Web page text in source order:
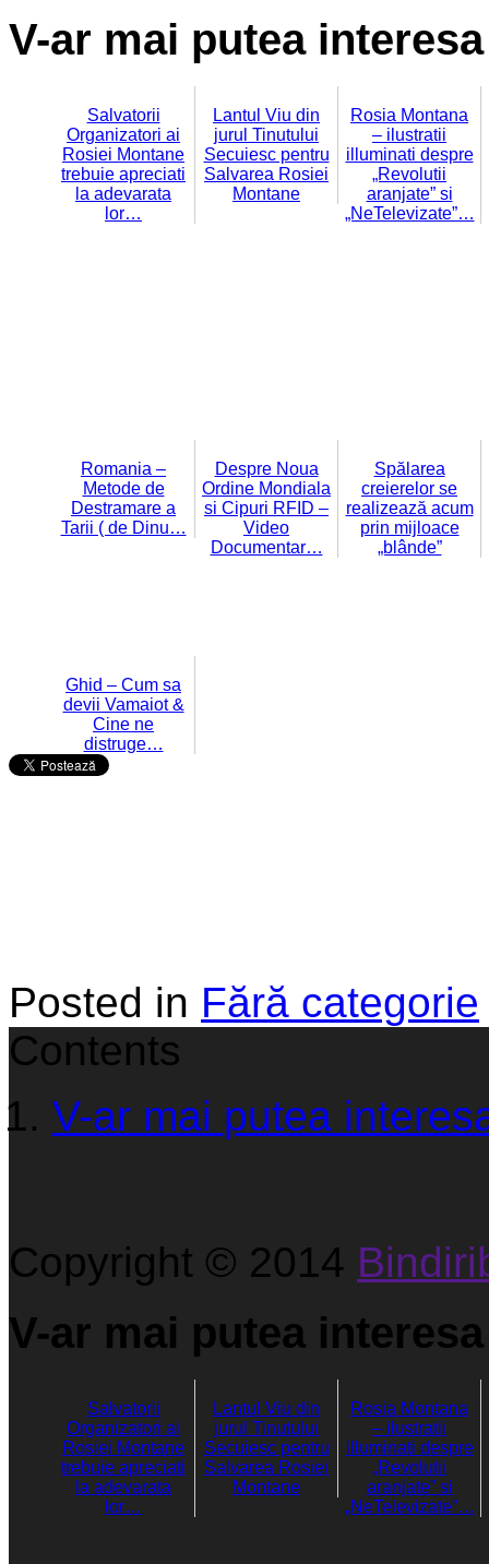
V-ar mai putea
Salvatorii
Organizatori ai
Rosiei Montane
trebuie apreciati
la adevarata
lor…
Lantul Viu din
jurul Tinutului
Secuiesc pentru
Salvarea Rosiei
Montane
Rosia Montana
– ilustratii
illuminati despre
„Revolutii
aranjate” si
„NeTelevizate”…
Romania –
Metode de
Destramare a
Tarii ( de Dinu…
Despre Noua
Ordine Mondiala
si Cipuri RFID –
Video
Documentar…
Spălarea
creierelor se
realizează acum
prin mijloace
„blânde”
Ghid – Cum sa
devii Vamaiot &
Cine ne
distruge…
Posted in Fără categorie
Contents
V-ar mai putea
Copyright © 2014
V-ar mai putea
Salvatorii
Organizatori ai
Rosiei Montane
trebuie apreciati
la adevarata
lor…
Lantul Viu din
jurul Tinutului
Secuiesc pentru
Salvarea Rosiei
Montane
Rosia Montana
– ilustratii
illuminati despre
„Revolutii
aranjate” si
„NeTelevizate”…